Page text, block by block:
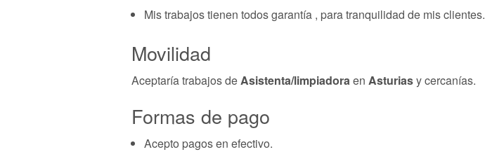
Mis trabajos tienen todos garantía , para tranquilidad de mis clientes.
Movilidad
Aceptaría trabajos de Asistenta/limpiadora en Asturiasy cercanías.
Formas de pago
Acepto pagos en efectivo.